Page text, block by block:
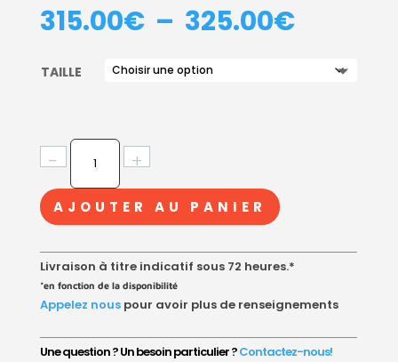
315.00€ – 325.00€PLAGE
PRIX :
315.00€
TAILLE
-
QUANTITÉ
CABINE
DE
DOUCHE
CHROMÉ
AVEC
PORTE
PIVOTANTE
+
AJOUTER AU PANIER
Livraison à titre indicatif sous 72 heures.*
*en fonction de la disponibilité
Appelez nouspour avoir plus de renseignements
Une question ? Un besoin particulier ?Contactez-nous!